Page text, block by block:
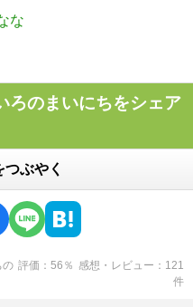
な
ろのまいにちをシェア
ぶやく
の 評価 56 ％ 感想・レビュー
121
件